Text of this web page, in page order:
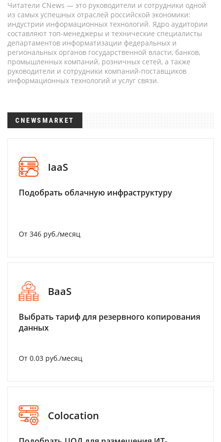
Читатели CNews — это руководители и сотрудники одной
из самых успешных отраслей российской экономики:
индустрии информационных технологий. Ядро аудитории
составляют топ-менеджеры и технические специалисты
департаментов информатизации федеральных и
региональных органов государственной власти, банков,
промышленных компаний, розничных сетей, а также
руководители и сотрудники компаний-поставщиков
информационных технологий и услуг связи.
CNEWSMARKET
IaaS
Подобрать облачную инфраструктуру
От 346 руб./месяц
BaaS
Выбрать тариф для резервного копирования
данных
От 0.03 руб./месяц
Colocation